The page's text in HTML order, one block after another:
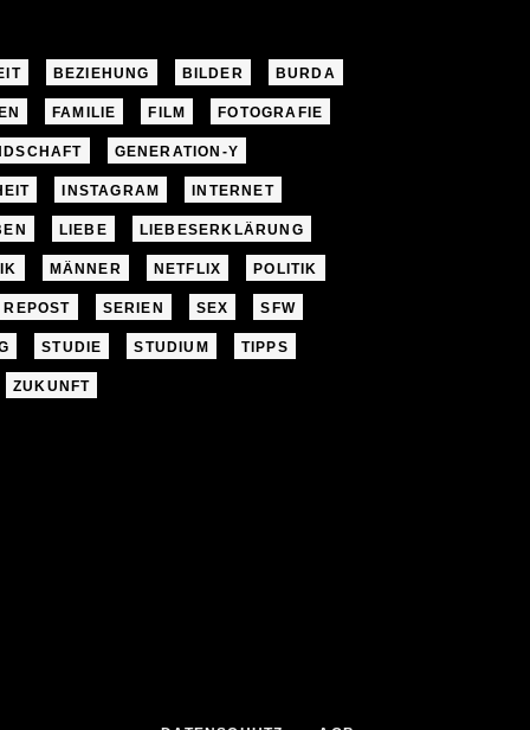
BEZIEHUNG BILDER BURDA
FAMILIE FILM FOTOGRAFIE
GENERATION-Y
INSTAGRAM INTERNET
LIEBE LIEBESERKLÄRUNG
MÄNNER NETFLIX POLITIK
REPOST SERIEN SEX SFW
STUDIE STUDIUM TIPPS
ZUKUNFT